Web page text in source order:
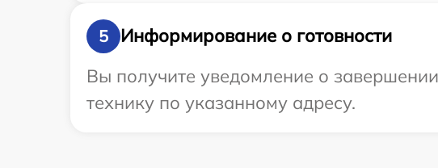
5
Информирование о готовности
Вы получите уведомление о
технику по указанному адресу.